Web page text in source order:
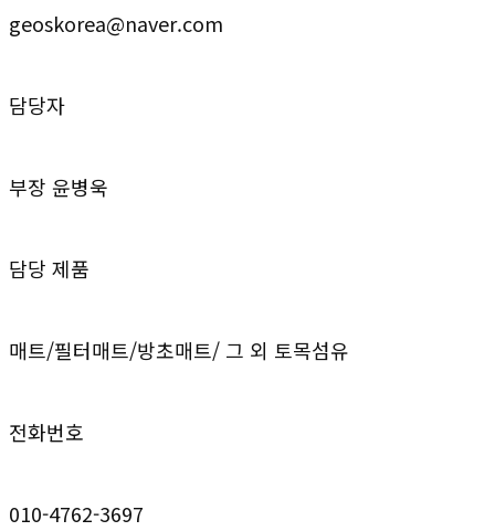
geoskorea@naver.com
담당자
부장 윤병욱
담당 제품
매트/필터매트/방초매트/ 그 외 토목섬유
전화번호
010-4762-3697